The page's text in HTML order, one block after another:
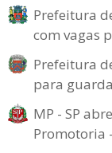
Prefeitura
com vagas
Prefeitura
para
MP - SP
Promotoria